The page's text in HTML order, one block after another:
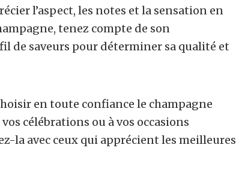
l’aspect, les notes et la sensation en
tenez compte de son
de saveurs pour déterminer sa qualité et
en toute confiance le champagne
célébrations ou à vos occasions
la avec ceux qui apprécient les meilleures